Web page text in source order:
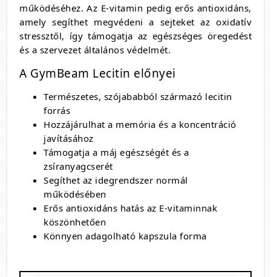
működéséhez. Az E-vitamin pedig erős antioxidáns,
amely segíthet megvédeni a sejteket az oxidatív
stressztől, így támogatja az egészséges öregedést
és a szervezet általános védelmét.
A GymBeam Lecitin előnyei
Természetes, szójababból származó lecitin
forrás
Hozzájárulhat a memória és a koncentráció
javításához
Támogatja a máj egészségét és a
zsíranyagcserét
Segíthet az idegrendszer normál
működésében
Erős antioxidáns hatás az E-vitaminnak
köszönhetően
Könnyen adagolható kapszula forma